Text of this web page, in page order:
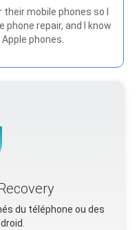
mobile phones so I
phone repair, and I know
phones.
du téléphone ou des